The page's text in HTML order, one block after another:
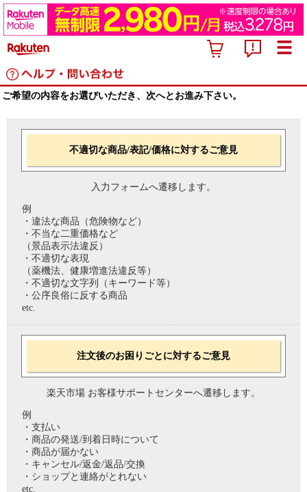
ご希望の内容をお選びいただき、次へとお進み下さい。
不適切な商品/表記/価格に対するご意見
入力フォームへ遷移します。
例
・違法な商品（危険物など）
・不当な二重価格など
（景品表示法違反）
・不適切な表現
（薬機法、健康増進法違反等）
・不適切な文字列（キーワード等）
・公序良俗に反する商品
etc.
注文後のお困りごとに対するご意見
楽天市場 お客様サポートセンターへ遷移します。
例
・支払い
・商品の発送/到着日時について
・商品が届かない
・キャンセル/返金/返品/交換
・ショップと連絡がとれない
etc.